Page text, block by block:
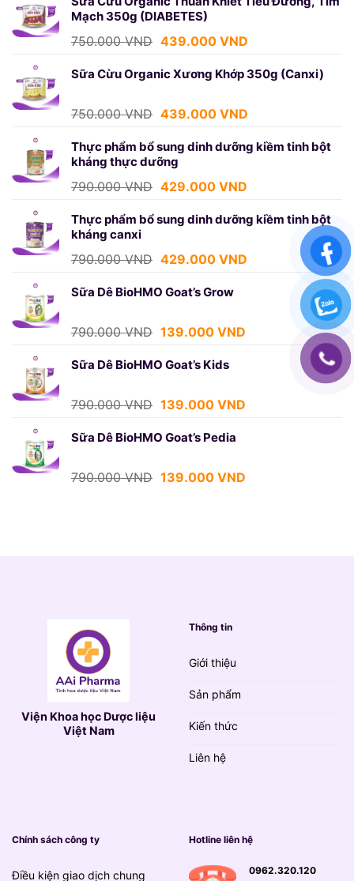
1.250.000 VND.
Mạch 350g (DIABETES)
750.000VND Giá
là:
439.000 VNDGiá
tại
Sữa Cừu Organic Xương Khớp 350g (Canxi)
750.000VND Giá
là:
750.000 VND.
439.000 VNDGiá
tại
Thực phẩm bổ sung dinh dưỡng kiềm tinh bột
kháng thực dưỡng
790.000VND Giá
là:
429.000 VNDGiá
tại
429.000 VND.
Thực phẩm bổ sung dinh dưỡng kiềm tinh bột
kháng canxi
790.000VND Giá
là:
429.000 VNDGiá
429.000 VND.
Sữa Dê BioHMO Goat’s Grow
790.000VND Giá
là:
139.000 VNDGiá
Sữa Dê BioHMO Goat’s Kids
790.000VND Giá
là:
139.000 VNDGiá
Sữa Dê BioHMO Goat’s Pedia
790.000VND Giá
139.000 VNDGiá
Viện Khoa học Dược liệu
Việt Nam
Thông tin
Giới thiệu
Sản phẩm
Kiến thức
Liên hệ
Chính sách công ty
Điều kiện giao dịch chung
Hotline liên hệ
0962.320.120